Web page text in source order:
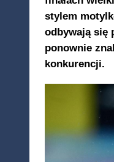
stylem
odbywają się
ponownie
konkurencji.